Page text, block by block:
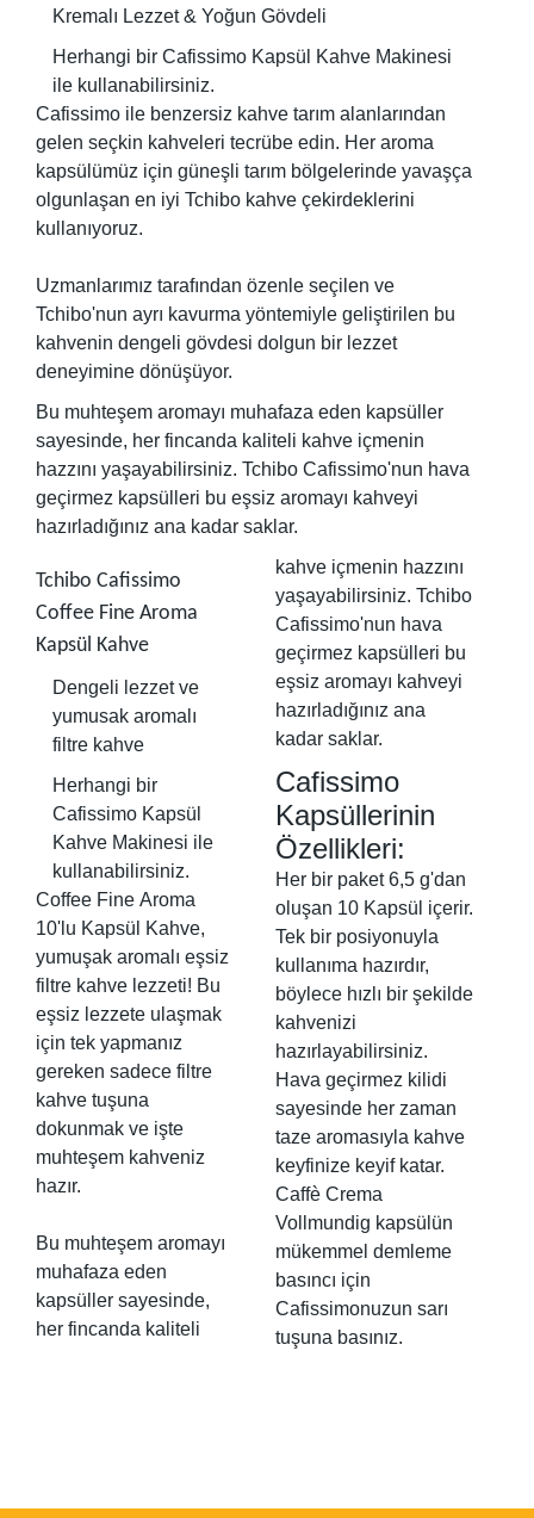
Kremalı Lezzet & Yoğun Gövdeli
Herhangi bir Cafissimo Kapsül Kahve Makinesi
ile kullanabilirsiniz.
Cafissimo ile benzersiz kahve tarım alanlarından
gelen seçkin kahveleri tecrübe edin. Her aroma
kapsülümüz için güneşli tarım bölgelerinde yavaşça
olgunlaşan en iyi Tchibo kahve çekirdeklerini
kullanıyoruz.
Uzmanlarımız tarafından özenle seçilen ve
Tchibo'nun ayrı kavurma yöntemiyle geliştirilen bu
kahvenin dengeli gövdesi dolgun bir lezzet
deneyimine dönüşüyor.
Bu muhteşem aromayı muhafaza eden kapsüller
sayesinde, her fincanda kaliteli kahve içmenin
hazzını yaşayabilirsiniz. Tchibo Cafissimo'nun hava
geçirmez kapsülleri bu eşsiz aromayı kahveyi
hazırladığınız ana kadar saklar.
Tchibo Cafissimo
Coffee Fine Aroma
Kapsül Kahve
Dengeli lezzet ve
yumusak aromalı
filtre kahve
Herhangi bir
Cafissimo Kapsül
Kahve Makinesi ile
kullanabilirsiniz.
Coffee Fine Aroma
10'lu Kapsül Kahve,
yumuşak aromalı eşsiz
filtre kahve lezzeti! Bu
eşsiz lezzete ulaşmak
için tek yapmanız
gereken sadece filtre
kahve tuşuna
dokunmak ve işte
muhteşem kahveniz
hazır.
Bu muhteşem aromayı
muhafaza eden
kapsüller sayesinde,
her fincanda kaliteli
kahve içmenin hazzını
yaşayabilirsiniz. Tchibo
Cafissimo'nun hava
geçirmez kapsülleri bu
eşsiz aromayı kahveyi
hazırladığınız ana
kadar saklar.
Cafissimo
Kapsüllerinin
Özellikleri:
Her bir paket 6,5 g'dan
oluşan 10 Kapsül içerir.
Tek bir posiyonuyla
kullanıma hazırdır,
böylece hızlı bir şekilde
kahvenizi
hazırlayabilirsiniz.
Hava geçirmez kilidi
sayesinde her zaman
taze aromasıyla kahve
keyfinize keyif katar.
Caffè Crema
Vollmundig kapsülün
mükemmel demleme
basıncı için
Cafissimonuzun sarı
tuşuna basınız.
kullanarak tarafımıza iletebilirsiniz.